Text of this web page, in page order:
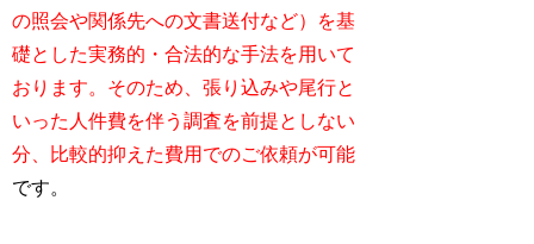
の照会や関係先への文書送付など）を基
礎とした実務的・合法的な手法を用いて
おります。そのため、張り込みや尾行と
いった人件費を伴う調査を前提としない
分、比較的抑えた費用でのご依頼が可能
です。